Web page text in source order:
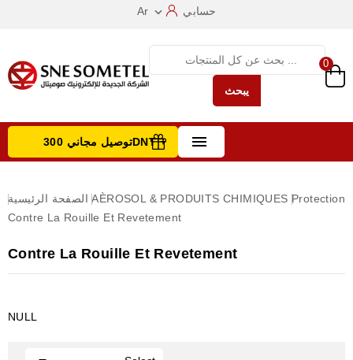
Ar  حسابي
يبحث
0
 توصيل مجاني 300DNT +
الصفحة الرئيسية AÈROSOL & PRODUITS CHIMIQUES Protection
Contre La Rouille Et Revetement
Contre La Rouille Et Revetement
NULL